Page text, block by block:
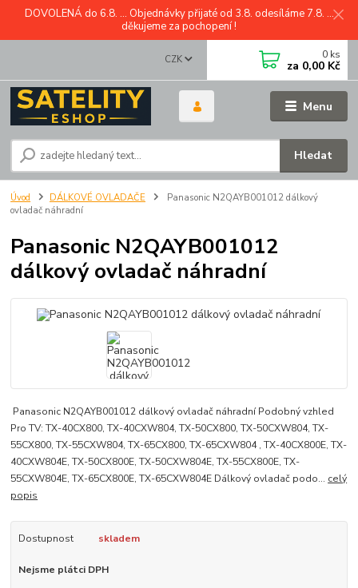
DOVOLENÁ do 6.8. ... Objednávky přijaté od 3.8. odesíláme 7.8. ...
děkujeme za pochopení !
Menu
CZK
Hledat
0 ks
za 0,00 Kč
Úvod DÁLKOVÉ OVLADAČE
Panasonic N2QAYB001012 dálkový
ovladač náhradní
Panasonic N2QAYB001012
dálkový ovladač náhradní
Panasonic N2QAYB001012 dálkový ovladač náhradní Podobný vzhled
Pro TV: TX-40CX800, TX-40CXW804, TX-50CX800, TX-50CXW804, TX-
55CX800, TX-55CXW804, TX-65CX800, TX-65CXW804 , TX-40CX800E, TX-
40CXW804E, TX-50CX800E, TX-50CXW804E, TX-55CX800E, TX-
55CXW804E, TX-65CX800E, TX-65CXW804E Dálkový ovladač podo... celý
popis
Dostupnost skladem
Nejsme plátci DPH